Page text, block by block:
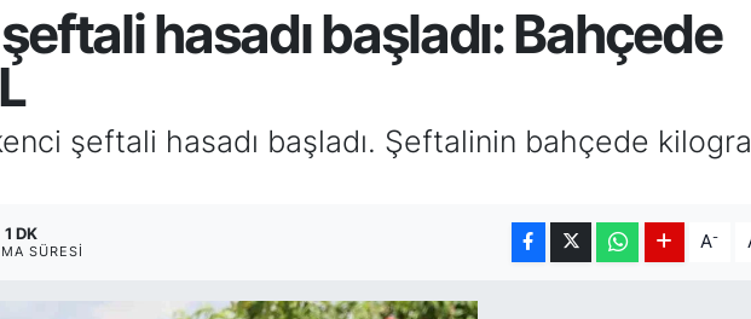
hasadı başladı: Bahçede
şeftali hasadı başladı. Şeftalinin bahçede
1 DK
SÜRESI A-